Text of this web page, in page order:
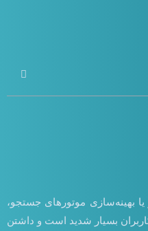
بهینه‌سازی موتورهای جستجو،
بسیار شدید است و داشتن